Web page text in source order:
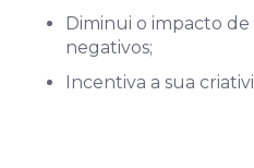
Diminui o impacto
negativos;
Incentiva a sua